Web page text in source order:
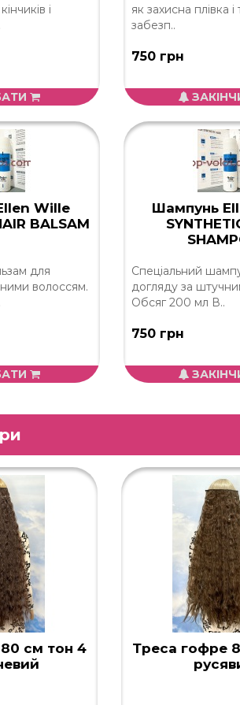
і
як захисна плівка
забезп..
750 грн
Wille
BALSAM
для
волоссям.
Шампунь
Спеціальний
догляду за
Обсяг 200 мл В..
750 грн
см тон 4
Треса гофре